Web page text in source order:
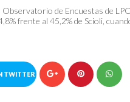
de Encuestas de
frente al 45,2% de Scioli,
TWITTER